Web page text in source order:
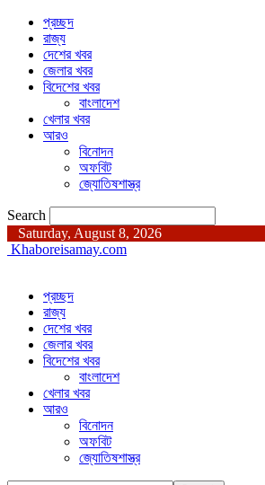
প্রচ্ছদ
রাজ্য
দেশের খবর
জেলার খবর
বিদেশের খবর
বাংলাদেশ
খেলার খবর
আরও
বিনোদন
অফবিট
জ্যোতিষশাস্ত্র
Search
Saturday, August 8, 2026
Khaboreisamay.com
প্রচ্ছদ
রাজ্য
দেশের খবর
জেলার খবর
বিদেশের খবর
বাংলাদেশ
খেলার খবর
আরও
বিনোদন
অফবিট
জ্যোতিষশাস্ত্র